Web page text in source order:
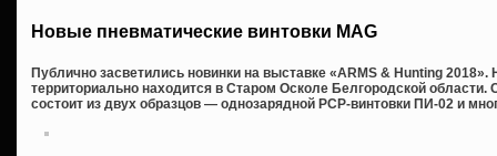
Новые пневматические винтовки MAG
Публично засветились новинки на выставке «ARMS & Hunting 2018».
территориально находится в Старом Осколе Белгородской
состоит из двух образцов — однозарядной PCP-винтовки ПИ-02 и